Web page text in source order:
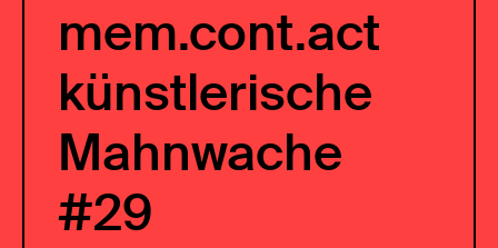
mem.cont.act
künstlerische
Mahnwache
#29